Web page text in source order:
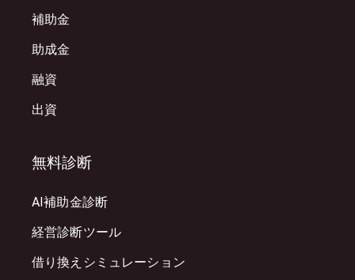
補助金
助成金
融資
出資
無料診断
AI補助金診断
経営診断ツール
借り換えシミュレーション